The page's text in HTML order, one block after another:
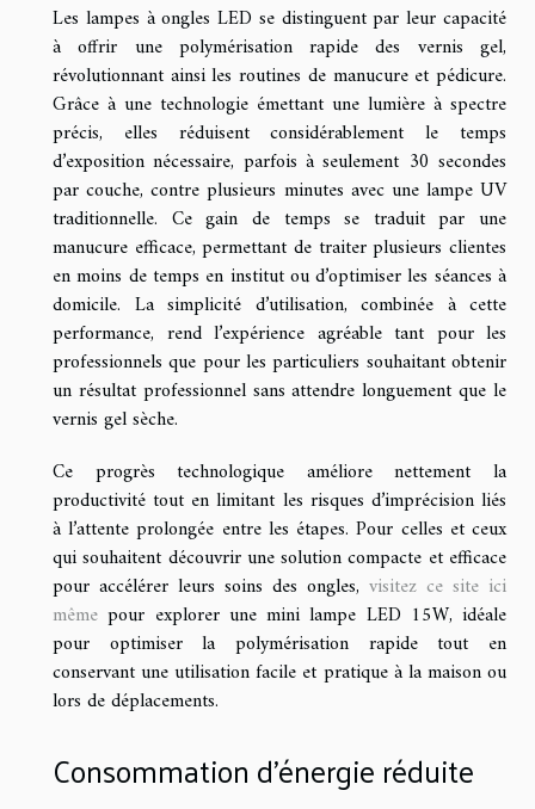
Les lampes à ongles LED se distinguent par leur capacité
à offrir une polymérisation rapide des vernis gel,
révolutionnant ainsi les routines de manucure et pédicure.
Grâce à une technologie émettant une lumière à spectre
précis, elles réduisent considérablement le temps
d’exposition nécessaire, parfois à seulement 30 secondes
par couche, contre plusieurs minutes avec une lampe UV
traditionnelle. Ce gain de temps se traduit par une
manucure efficace, permettant de traiter plusieurs clientes
en moins de temps en institut ou d’optimiser les séances à
domicile. La simplicité d’utilisation, combinée à cette
performance, rend l’expérience agréable tant pour les
professionnels que pour les particuliers souhaitant obtenir
un résultat professionnel sans attendre longuement que le
vernis gel sèche.
Ce progrès technologique améliore nettement la
productivité tout en limitant les risques d’imprécision liés
à l’attente prolongée entre les étapes. Pour celles et ceux
qui souhaitent découvrir une solution compacte et efficace
pour accélérer leurs soins des ongles, visitez ce site ici
même pour explorer une mini lampe LED 15W, idéale
pour optimiser la polymérisation rapide tout en
conservant une utilisation facile et pratique à la maison ou
lors de déplacements.
Consommation d’énergie réduite